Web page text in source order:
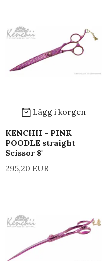
Lägg i korgen
KENCHII - PINK
POODLE straight
Scissor 8"
295,20 EUR